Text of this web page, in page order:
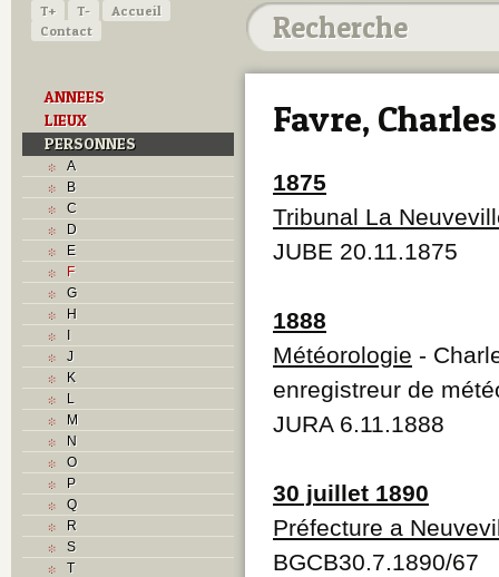
T+ T-
Accueil
Contact
ANNEES
LIEUX
PERSONNES
A
B
C
D
E
F
G
H
I
J
K
L
M
N
O
P
Q
R
S
T
Favre,
1875
Tribunal La
JUBE 20.11.1875
1888
Météorologie -
enregistreur de
JURA 6.11.1888
30 juillet 1890
Préfecture a
BGCB30.7.1890/67